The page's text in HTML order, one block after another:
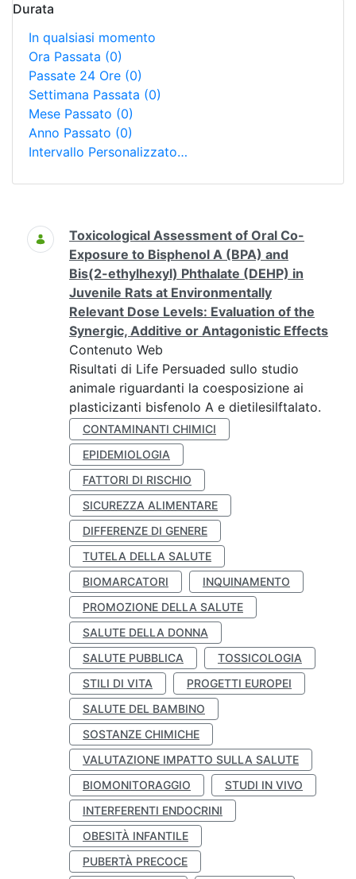
Durata
In qualsiasi momento
Ora Passata (0)
Passate 24 Ore (0)
Settimana Passata (0)
Mese Passato (0)
Anno Passato (0)
Intervallo Personalizzato…
Ricerca
Toxicological Assessment of Oral Co-
Exposure to Bisphenol A (BPA) and
Bis(2-ethylhexyl) Phthalate (DEHP) in
Juvenile Rats at Environmentally
Relevant Dose Levels: Evaluation of the
Synergic, Additive or Antagonistic Effects
Contenuto Web
Risultati di Life Persuaded sullo studio
animale riguardanti la coesposizione ai
plasticizanti bisfenolo A e dietilesilftalato.
CONTAMINANTI CHIMICI
EPIDEMIOLOGIA
FATTORI DI RISCHIO
SICUREZZA ALIMENTARE
DIFFERENZE DI GENERE
TUTELA DELLA SALUTE
BIOMARCATORI
INQUINAMENTO
PROMOZIONE DELLA SALUTE
SALUTE DELLA DONNA
SALUTE PUBBLICA
TOSSICOLOGIA
STILI DI VITA
PROGETTI EUROPEI
SALUTE DEL BAMBINO
SOSTANZE CHIMICHE
VALUTAZIONE IMPATTO SULLA SALUTE
BIOMONITORAGGIO
STUDI IN VIVO
INTERFERENTI ENDOCRINI
OBESITÀ INFANTILE
PUBERTÀ PRECOCE